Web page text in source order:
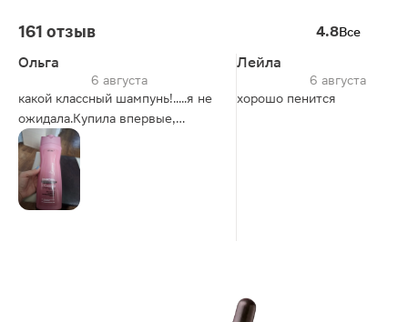
161 отзыв 4.8Все
Ольга
6 августа
какой классный шампунь!.....я не
ожидала.Купила впервые,
т.к.доверяю белорусскому
производству. Шампунь
экономичный,густой, хорошо
вспенивается и очищает кожу
Лейла
6 августа
хорошо пенится